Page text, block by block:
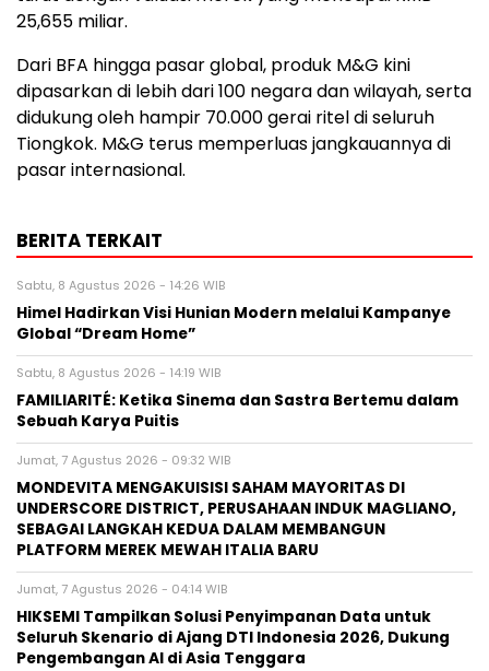
25,655 miliar.
Dari BFA hingga pasar global, produk M&G kini
dipasarkan di lebih dari 100 negara dan wilayah, serta
didukung oleh hampir 70.000 gerai ritel di seluruh
Tiongkok. M&G terus memperluas jangkauannya di
pasar internasional.
BERITA TERKAIT
Sabtu, 8 Agustus 2026 - 14:26 WIB
Himel Hadirkan Visi Hunian Modern melalui Kampanye
Global “Dream Home”
Sabtu, 8 Agustus 2026 - 14:19 WIB
FAMILIARITÉ: Ketika Sinema dan Sastra Bertemu dalam
Sebuah Karya Puitis
Jumat, 7 Agustus 2026 - 09:32 WIB
MONDEVITA MENGAKUISISI SAHAM MAYORITAS DI
UNDERSCORE DISTRICT, PERUSAHAAN INDUK MAGLIANO,
SEBAGAI LANGKAH KEDUA DALAM MEMBANGUN
PLATFORM MEREK MEWAH ITALIA BARU
Jumat, 7 Agustus 2026 - 04:14 WIB
HIKSEMI Tampilkan Solusi Penyimpanan Data untuk
Seluruh Skenario di Ajang DTI Indonesia 2026, Dukung
Pengembangan AI di Asia Tenggara